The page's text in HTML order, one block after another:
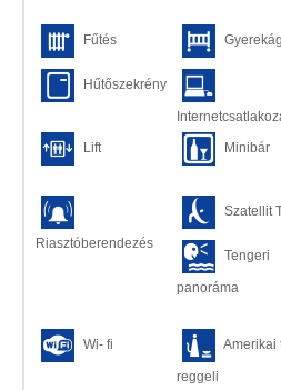
Fűtés
Hűtőszekrény
Lift Minibár
Riasztóberendezés
Szatellit
Tengeri
panoráma
Wi- fi Amerikai
reggeli